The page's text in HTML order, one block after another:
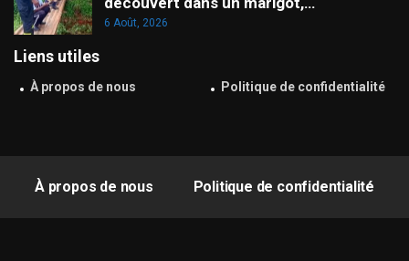
6 Août, 2026
Liens utiles
À propos de nous Politique de confidentialité
À propos de nous Politique de confidentialité